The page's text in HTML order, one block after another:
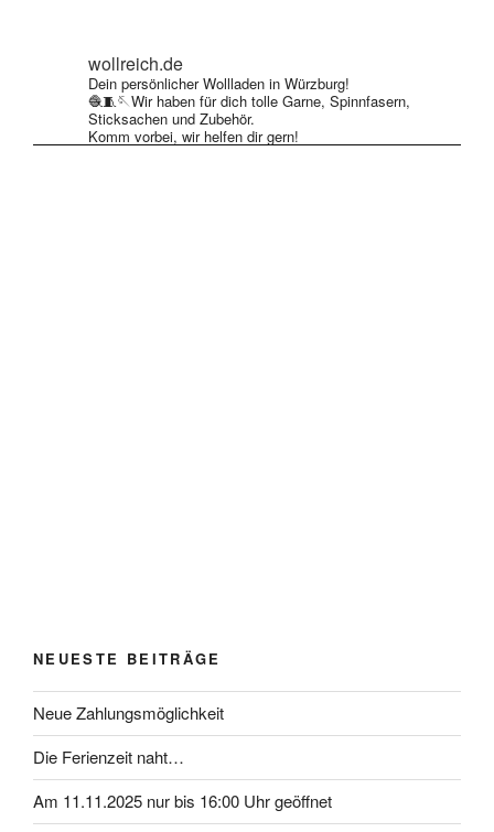
wollreich.de
Dein persönlicher Wollladen in Würzburg!
🧶🧵🪡Wir haben für dich tolle Garne, Spinnfasern,
Sticksachen und Zubehör.
Komm vorbei, wir helfen dir gern!
NEUESTE BEITRÄGE
Neue Zahlungsmöglichkeit
Die Ferienzeit naht…
Am 11.11.2025 nur bis 16:00 Uhr geöffnet